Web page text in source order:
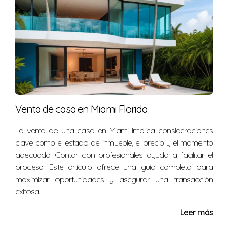
la forma en que se aborda la hipoteca puede depender
de si la propiedad es considerada bien común o
separado.
Si la casa es un bien común, ambos cónyuges son
responsables de la hipoteca. Esto significa que,
independientemente de quién viva en la casa, ambos
tendrán que seguir cumpliendo con los pagos. En
crucial realizar un acuerdo formal que aclare quién es
responsable de los pagos futuros.
La delegación de responsabilidades en la
hipoteca debe estar claramente estipulada en
Venta de casa en Miami Florida
La venta de una casa en Miami implica consideraciones
clave como el estado del inmueble, el precio y el momento
adecuado. Contar con profesionales ayuda a facilitar el
proceso. Este artículo ofrece una guía completa para
maximizar oportunidades y asegurar una transacción
exitosa.
Leer más